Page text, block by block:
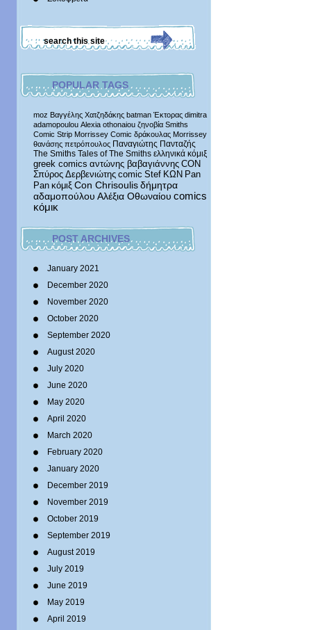
POPULAR TAGS
moz Βαγγέλης Χατζηδάκης batman Έκτορας dimitra
adamopoulou Alexia othonaiou ζηνοβία Smiths
Comic Strip Morrissey Comic δράκουλας Morrissey
θανάσης πετρόπουλος Παναγιώτης Πανταζής
The Smiths Tales of The Smiths ελληνικά κόμιξ
greek comics αντώνης βαβαγιάννης CON
Σπύρος Δερβενιώτης comic Stef ΚΩΝ Pan
Pan κόμιξ Con Chrisoulis δήμητρα
αδαμοπούλου Αλέξια Οθωναίου comics
κόμικ
POST ARCHIVES
January 2021
December 2020
November 2020
October 2020
September 2020
August 2020
July 2020
June 2020
May 2020
April 2020
March 2020
February 2020
January 2020
December 2019
November 2019
October 2019
September 2019
August 2019
July 2019
June 2019
May 2019
April 2019